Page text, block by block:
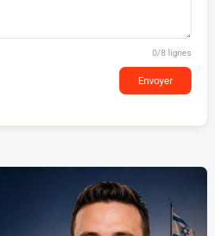
0/8 lignes
Envoyer